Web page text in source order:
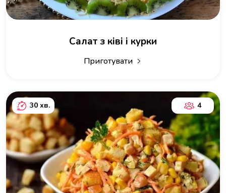
Салат з ківі і курки
Приготувати
30 хв. 4